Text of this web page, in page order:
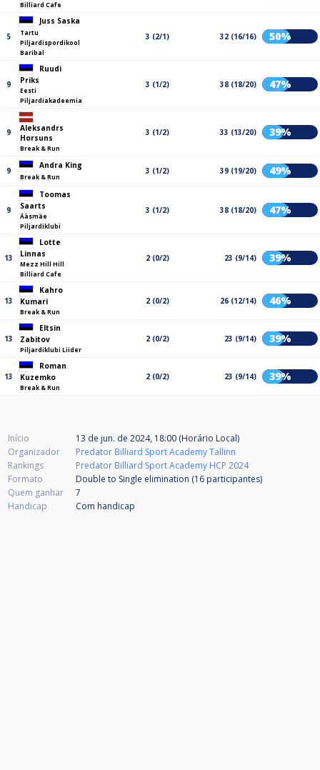
Billiard Cafe
5
Juss Saska
Tartu
Piljardispordikool
Baribal
3 (2/1) 32 (16/16) 50%
9
Ruudi
Priks
Eesti
Piljardiakadeemia
3 (1/2) 38 (18/20) 47%
9
Aleksandrs
Horsuns
Break & Run
3 (1/2) 33 (13/20) 39%
9
Andra King
Break & Run
3 (1/2) 39 (19/20) 49%
9
Toomas
Saarts
Ääsmäe
Piljardiklubi
3 (1/2) 38 (18/20) 47%
13
Lotte
Linnas
Mezz Hill Hill
Billiard Cafe
2 (0/2) 23 (9/14) 39%
13
Kahro
Kumari
Break & Run
2 (0/2) 26 (12/14) 46%
13
Eltsin
Zabitov
Piljardiklubi Liider
2 (0/2) 23 (9/14) 39%
13
Roman
Kuzemko
Break & Run
2 (0/2) 23 (9/14) 39%
Início
13 de jun. de 2024, 18:00 (Horário Local)
Organizador
Predator Billiard Sport Academy Tallinn
Rankings
Predator Billiard Sport Academy HCP 2024
Formato
Double to Single elimination (16 participantes)
Quem ganhar
7
Handicap
Com handicap